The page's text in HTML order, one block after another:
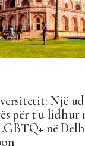
Një
për t'u lidhur
në